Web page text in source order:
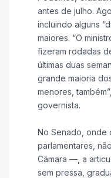
antes de julho.
incluindo alguns
maiores. “O
fizeram rodadas
últimas duas
grande maioria
menores,
governista.
No Senado, onde
parlamentares,
Câmara —, a
sem pressa,